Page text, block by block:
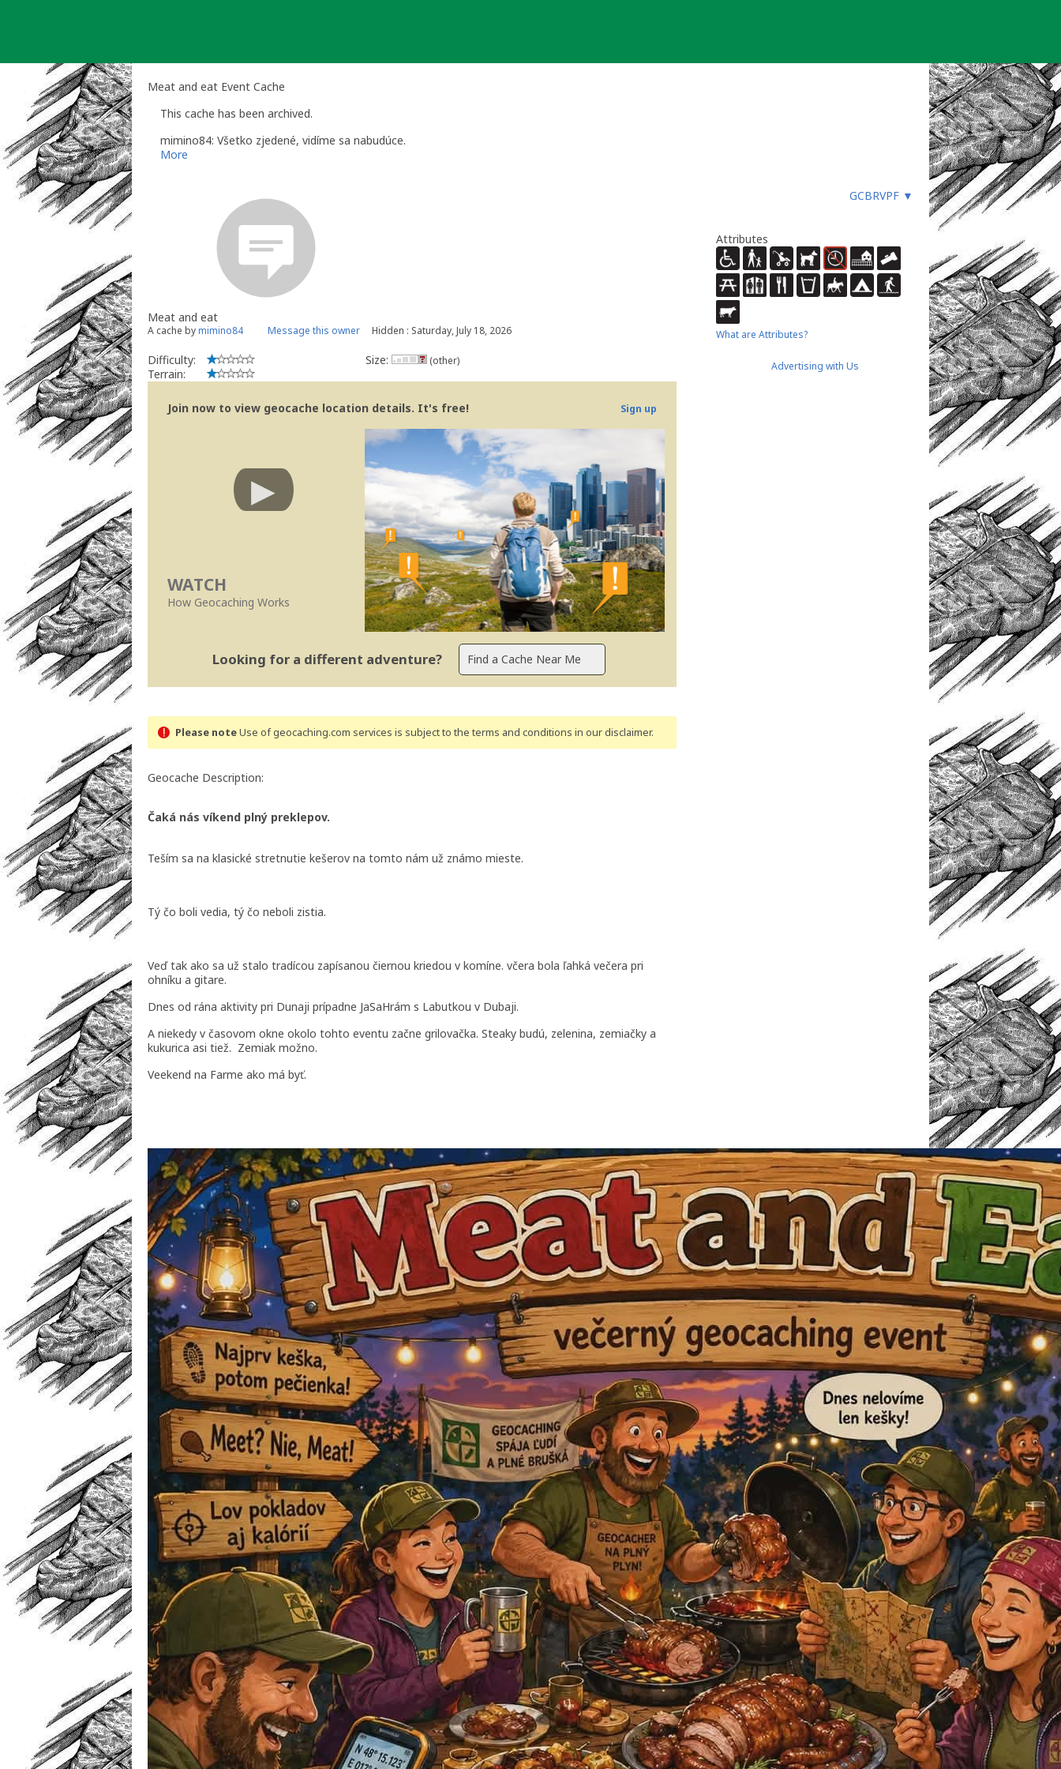
Meat and eat Event Cache
This cache has been archived.
mimino84: Všetko zjedené, vidíme sa nabudúce.
More
GCBRVPF ▼
Meat and eat
A cache bymimino84 Message this owner Hidden : Saturday, July 18, 2026
Difficulty:
Terrain:
Size: (other)
Join now to view geocache location details. It's free! Sign up
WATCH
How Geocaching Works
Looking for a different adventure?
Please noteUse of geocaching.com services is subject to the terms and conditions in our disclaimer.
Geocache Description:
Čaká nás víkend plný preklepov.
Teším sa na klasické stretnutie kešerov na tomto nám už známo mieste.
Tý čo boli vedia, tý čo neboli zistia.
Veď tak ako sa už stalo tradícou zapísanou čiernou kriedou v komíne. včera bola ľahká večera pri
ohníku a gitare.
Dnes od rána aktivity pri Dunaji prípadne JaSaHrám s Labutkou v Dubaji.
A niekedy v časovom okne okolo tohto eventu začne grilovačka. Steaky budú, zelenina, zemiačky a
kukurica asi tiež. Zemiak možno.
Veekend na Farme ako má byť.
Attributes
What are Attributes?
Advertising with Us